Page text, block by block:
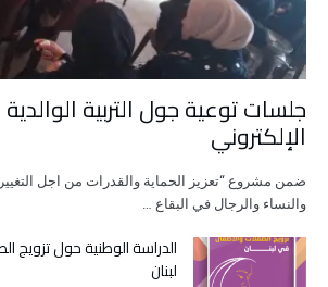
جلسات توعية جول التربية
الإلكتروني
ضمن مشروع “تعزيز الحماية والقدرات من اجل
والنساء والرجال في البقاع …
الدراسة الوطنية حول تزويج
لبنان